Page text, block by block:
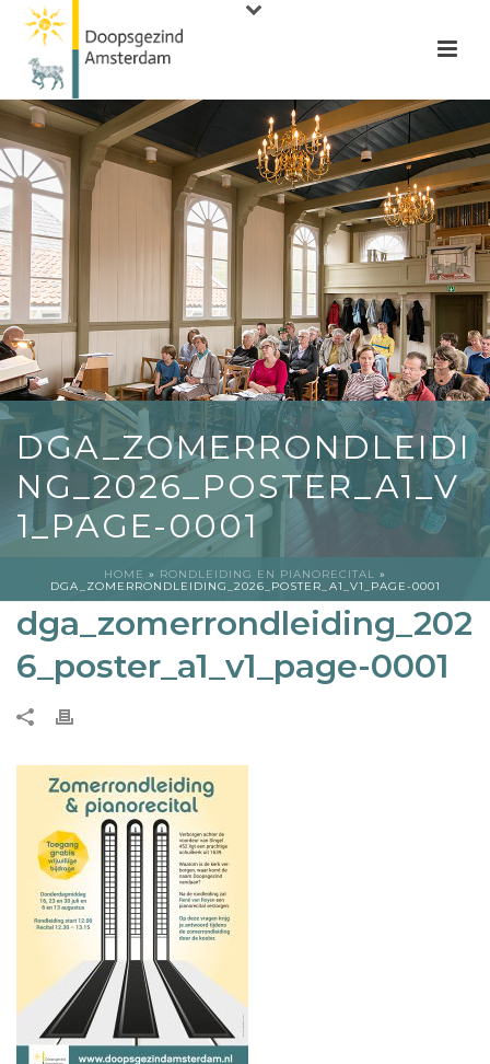
DGA_ZOMERRONDLEIDI
NG_2026_POSTER_A1_V
1_PAGE-0001
HOME » RONDLEIDING EN PIANORECITAL »
DGA_ZOMERRONDLEIDING_2026_POSTER_A1_V1_PAGE-0001
dga_zomerrondleiding_202
6_poster_a1_v1_page-0001